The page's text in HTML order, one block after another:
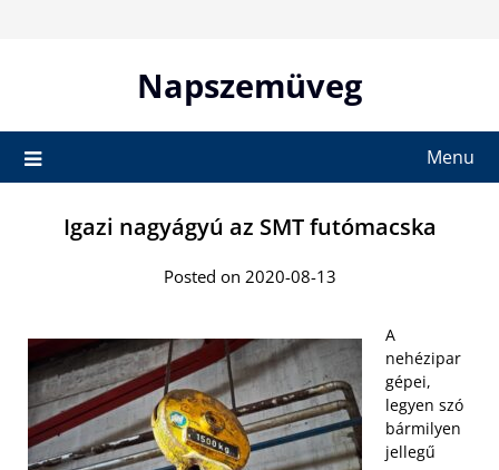
Napszemüveg
Menu
Igazi nagyágyú az SMT futómacska
Posted on 2020-08-13
A
nehézipar
gépei,
legyen szó
bármilyen
jellegű